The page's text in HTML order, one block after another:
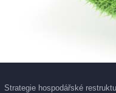
Strategie hospodářské